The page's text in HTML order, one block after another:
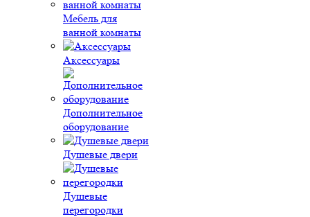
Мебель для
ванной комнаты
Аксессуары
Дополнительное
оборудование
Душевые двери
Душевые
перегородки